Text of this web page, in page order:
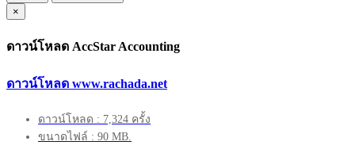
×
ดาวน์โหลด AccStar Accounting
ดาวน์โหลด www.rachada.net
ดาวน์โหลด : 7,324 ครั้ง
ขนาดไฟล์ : 90 MB.